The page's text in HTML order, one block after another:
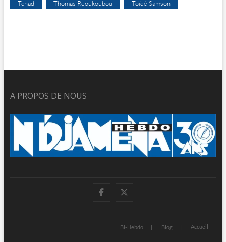
Tchad Thomas Reoukoubou Toïdé Samson
A PROPOS DE NOUS
facebook
BI-Hebdo Blog Accueil